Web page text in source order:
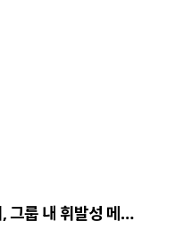
그룹 내 휘발성 메…